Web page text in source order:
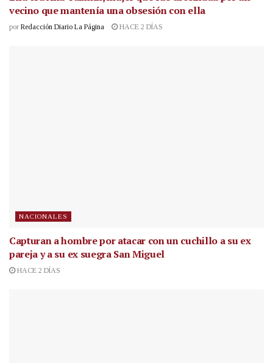
vecino que mantenía una obsesión con ella
por Redacción Diario La Página HACE 2 DÍAS
NACIONALES
Capturan a hombre por atacar con un cuchillo a su ex
pareja y a su ex suegra San Miguel
HACE 2 DÍAS